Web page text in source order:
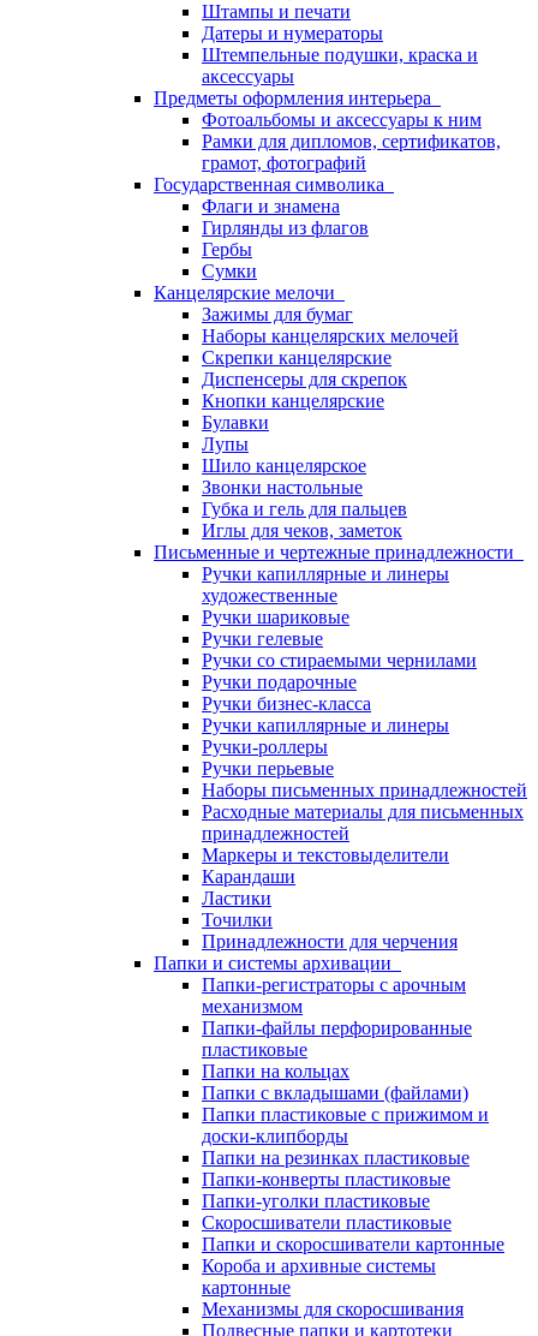
Штампы и печати
Датеры и нумераторы
Штемпельные подушки, краска и
аксессуары
Предметы оформления интерьера
Фотоальбомы и аксессуары к ним
Рамки для дипломов, сертификатов,
грамот, фотографий
Государственная символика
Флаги и знамена
Гирлянды из флагов
Гербы
Сумки
Канцелярские мелочи
Зажимы для бумаг
Наборы канцелярских мелочей
Скрепки канцелярские
Диспенсеры для скрепок
Кнопки канцелярские
Булавки
Лупы
Шило канцелярское
Звонки настольные
Губка и гель для пальцев
Иглы для чеков, заметок
Письменные и чертежные принадлежности
Ручки капиллярные и линеры
художественные
Ручки шариковые
Ручки гелевые
Ручки со стираемыми чернилами
Ручки подарочные
Ручки бизнес-класса
Ручки капиллярные и линеры
Ручки-роллеры
Ручки перьевые
Наборы письменных принадлежностей
Расходные материалы для письменных
принадлежностей
Маркеры и текстовыделители
Карандаши
Ластики
Точилки
Принадлежности для черчения
Папки и системы архивации
Папки-регистраторы с арочным
механизмом
Папки-файлы перфорированные
пластиковые
Папки на кольцах
Папки с вкладышами (файлами)
Папки пластиковые с прижимом и
доски-клипборды
Папки на резинках пластиковые
Папки-конверты пластиковые
Папки-уголки пластиковые
Скоросшиватели пластиковые
Папки и скоросшиватели картонные
Короба и архивные системы
картонные
Механизмы для скоросшивания
Подвесные папки и картотеки